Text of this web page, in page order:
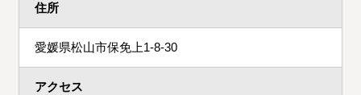
住所
愛媛県松山市保免上1-8-30
アクセス